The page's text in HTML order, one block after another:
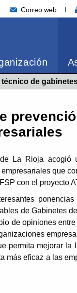
Correo web
de prevención de riegos
La Rioja acogió
que
con el proyecto
de Gabinetes
de opiniones
permita mejorar la
más eficaz a las